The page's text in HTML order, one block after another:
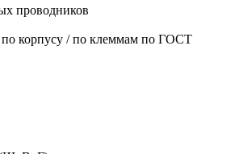
проводников
по корпусу / по клеммам по ГОСТ